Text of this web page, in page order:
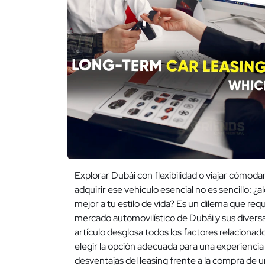
Explorar Dubái con flexibilidad o viajar
adquirir ese vehículo esencial no es sencillo:
mejor a tu estilo de vida? Es un dilema que
mercado automovilístico de Dubái y sus
artículo desglosa todos los factores
elegir la opción adecuada para una
desventajas del leasing frente a la compra de